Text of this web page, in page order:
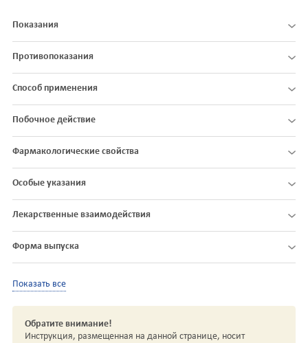
Показания
Противопоказания
Способ применения
Побочное действие
Фармакологические свойства
Особые указания
Лекарственные взаимодействия
Форма выпуска
Показать все
Обратите внимание!
Инструкция, размещенная на данной странице, носит